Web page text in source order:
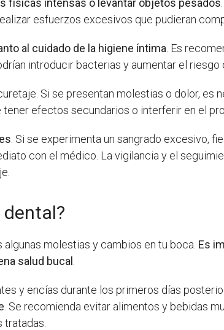
esfuerzos excesivos que pudieran
al cuidado de la higiene íntima . Es
introducir bacterias y aumentar el riesgo
Si se presentan molestias o dolor, es
efectos secundarios o interferir en el
. Si se experimenta un sangrado excesivo,
con el médico. La vigilancia y el
dental?
molestias y cambios en tu boca. Es
salud bucal
y encías durante los primeros días
. Se recomienda evitar alimentos y bebidas